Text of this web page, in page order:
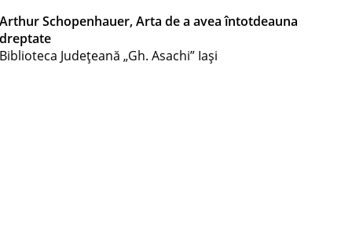
Arthur Schopenhauer, Arta de a avea întotdeauna
dreptate
Biblioteca Judeţeană „Gh. Asachi” Iaşi